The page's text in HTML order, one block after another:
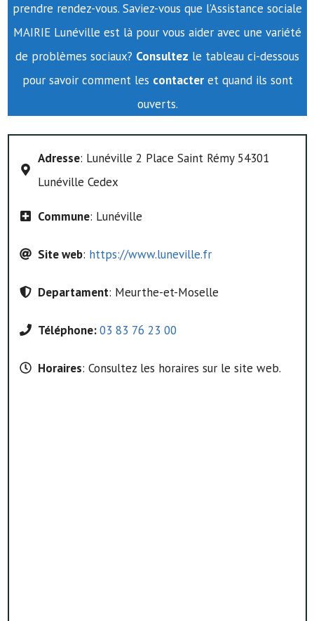
prendre rendez-vous. Saviez-vous que l’Assistance sociale
MAIRIE Lunéville est là pour vous aider avec une variété
de problèmes sociaux? Consultez le tableau ci-dessous
pour savoir comment les contacteret quand ils sont
ouverts.
Adresse: Lunéville 2 Place Saint Rémy 54301
Lunéville Cedex
Commune: Lunéville
Site web: https://www.luneville.fr
Departament: Meurthe-et-Moselle
Téléphone:03 83 76 23 00
Horaires: Consultez les horaires sur le site web.